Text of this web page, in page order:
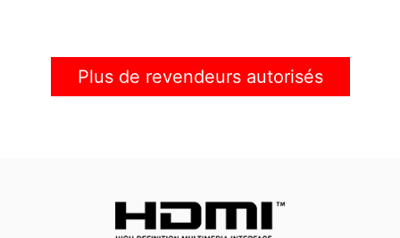
Plus de revendeurs autorisés